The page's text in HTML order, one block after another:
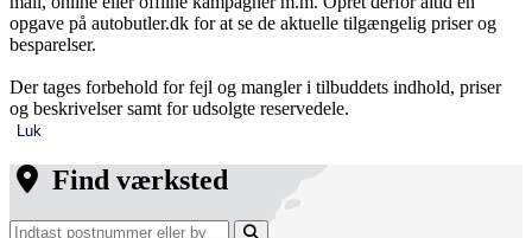
opgave på autobutler.dk for at se de aktuelle tilgængelig priser og
besparelser.
Der tages forbehold for fejl og mangler i tilbuddets indhold, priser
og beskrivelser samt for udsolgte reservedele.
Luk
Find værksted